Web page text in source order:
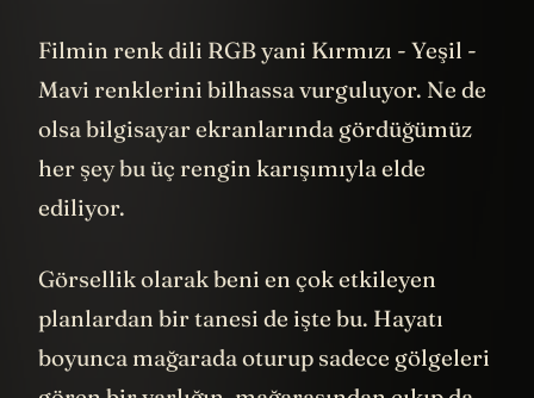
Filmin renk dili RGB yani Kırmızı - Yeşil -
Mavi renklerini bilhassa vurguluyor. Ne de
olsa bilgisayar ekranlarında gördüğümüz
her şey bu üç rengin karışımıyla elde
ediliyor.
Görsellik olarak beni en çok etkileyen
planlardan bir tanesi de işte bu. Hayatı
boyunca mağarada oturup sadece gölgeleri